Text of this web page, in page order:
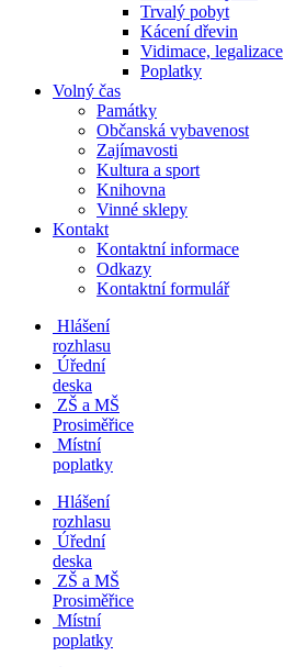
Trvalý pobyt
Kácení dřevin
Vidimace, legalizace
Poplatky
Volný čas
Památky
Občanská vybavenost
Zajímavosti
Kultura a sport
Knihovna
Vinné sklepy
Kontakt
Kontaktní informace
Odkazy
Kontaktní formulář
Hlášení
rozhlasu
Úřední
deska
ZŠ a MŠ
Prosiměřice
Místní
poplatky
Hlášení
rozhlasu
Úřední
deska
ZŠ a MŠ
Prosiměřice
Místní
poplatky